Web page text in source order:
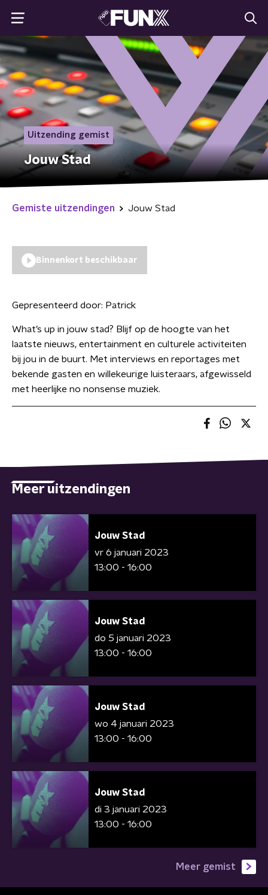
Uitzending gemist
Jouw Stad
Gemiste uitzendingen Jouw Stad
Binnenkort beschikbaar
Gepresenteerd door: Patrick
What’s up in jouw stad? Blijf op de hoogte van het
laatste nieuws, entertainment en culturele activiteiten
bij jou in de buurt. Met interviews en reportages met
bekende gasten en willekeurige luisteraars, afgewisseld
met heerlijke no nonsense muziek.
Meer uitzendingen
Jouw Stad
vr 6 januari 2023
13:00 - 16:00
Jouw Stad
do 5 januari 2023
13:00 - 16:00
Jouw Stad
wo 4 januari 2023
13:00 - 16:00
Jouw Stad
di 3 januari 2023
13:00 - 16:00
Meer gemist